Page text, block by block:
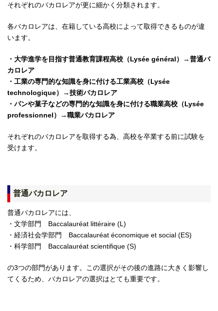
それぞれのバカロレアが更に細かく分類されます。
各バカロレアは、在籍している高校によって取得できるものが違
います。
・大学進学を目指す普通教育課程高校（Lysée général）→普通バ
カロレア
・工業の専門的な知識を身に付ける工業高校（Lysée
technologique）→技術バカロレア
・パンや菓子などの専門的な知識を身に付ける職業高校（Lysée
professionnel）→職業バカロレア
それぞれのバカロレアを取得する為、高校を卒業する前に試験を
受けます。
普通バカロレア
普通バカロレアには、
・文学部門 Baccalauréat littéraire (L)
・経済社会学部門 Baccalauréat économique et social (ES)
・科学部門 Baccalauréat scientifique (S)
の3つの部門があります。この選択がその後の進路に大きく影響し
てくるため、バカロレアの選択はとても重要です。